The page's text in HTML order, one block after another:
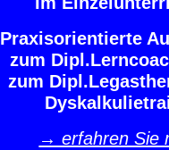
Praxisorientierte
zum
zum
→ erfahren Sie